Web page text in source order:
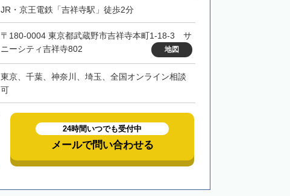
JR・京王電鉄「吉祥寺駅」徒歩2分
〒180-0004 東京都武蔵野市吉祥寺本町1-18-3 サ
ニーシティ吉祥寺802
地図
東京、千葉、神奈川、埼玉、全国オンライン相談
可
24時間いつでも受付中
メールで問い合わせる